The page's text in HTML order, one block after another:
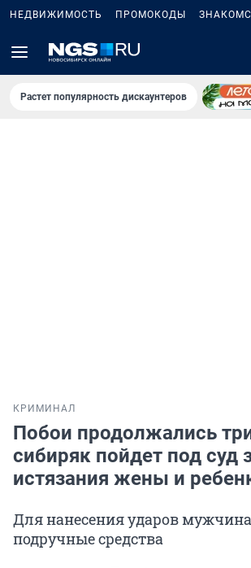
НЕДВИЖИМОСТЬ ПРОМОКОДЫ
Растет популярность дискаунтеров
КРИМИНАЛ
Побои продолжались
сибиряк пойдет под суд
истязания жены и
Для нанесения ударов
подручные средства